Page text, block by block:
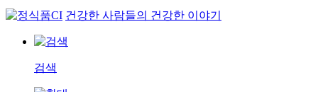
건강한 사람들의 건강한 이야기
검색